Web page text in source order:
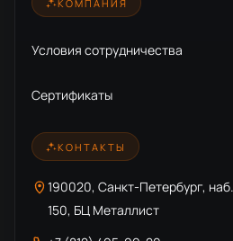
КОМПАНИЯ
Условия сотрудничества
Сертификаты
КОНТАКТЫ
190020, Санкт-Петербург,
150, БЦ Металлист